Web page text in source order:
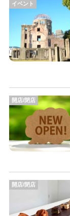
イベント
開店/閉店
開店/閉店